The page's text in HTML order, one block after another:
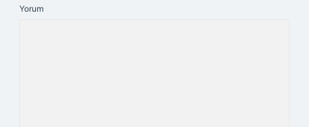
Yorum